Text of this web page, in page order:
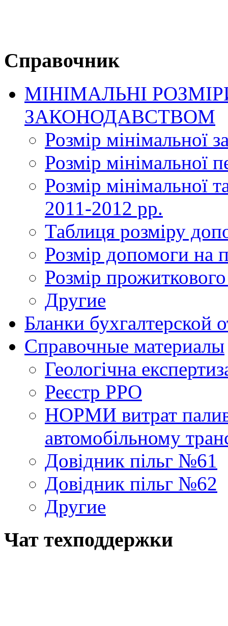
Справочник
МІНІМАЛЬНІ
ЗАКОНОДАВСТВОМ
Розмір мінімальної
Розмір мінімальної
Розмір мінімальної
2011-2012 рр.
Таблиця розміру
Розмір допомоги на
Розмір
Другие
Бланки бухгалтерской
Справочные материалы
Геологічна
Реєстр РРО
НОРМИ витрат
автомобільному
Довідник пільг №61
Довідник пільг №62
Другие
Чат техподдержки